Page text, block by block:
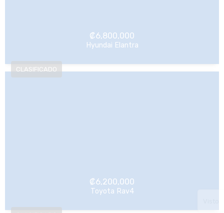
₡6,800,000
Hyundai Elantra
₡6,200,000
Toyota Rav4